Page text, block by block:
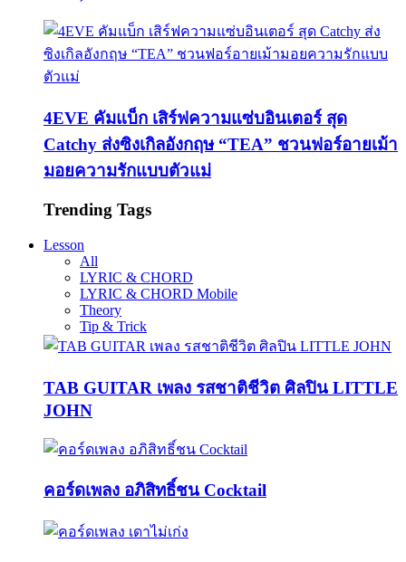
4EVE คัมแบ็ก เสิร์ฟความแซ่บอินเตอร์ สุด
Catchy ส่งซิงเกิลอังกฤษ “TEA” ชวนฟอร์อายเม้า
มอยความรักแบบตัวแม่
Trending Tags
Lesson
All
LYRIC & CHORD
LYRIC & CHORD Mobile
Theory
Tip & Trick
TAB GUITAR เพลง รสชาติชีวิต ศิลปิน LITTLE
JOHN
คอร์ดเพลง อภิสิทธิ์ชน Cocktail